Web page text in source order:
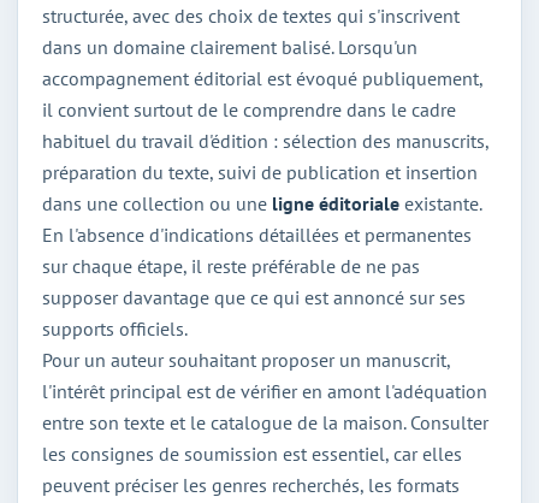
structurée, avec des choix de textes qui s'inscrivent
dans un domaine clairement balisé. Lorsqu'un
accompagnement éditorial est évoqué publiquement,
il convient surtout de le comprendre dans le cadre
habituel du travail d'édition : sélection des manuscrits,
préparation du texte, suivi de publication et insertion
dans une collection ou une ligne éditoriale existante.
En l'absence d'indications détaillées et permanentes
sur chaque étape, il reste préférable de ne pas
supposer davantage que ce qui est annoncé sur ses
supports officiels.
Pour un auteur souhaitant proposer un manuscrit,
l'intérêt principal est de vérifier en amont l'adéquation
entre son texte et le catalogue de la maison. Consulter
les consignes de soumission est essentiel, car elles
peuvent préciser les genres recherchés, les formats